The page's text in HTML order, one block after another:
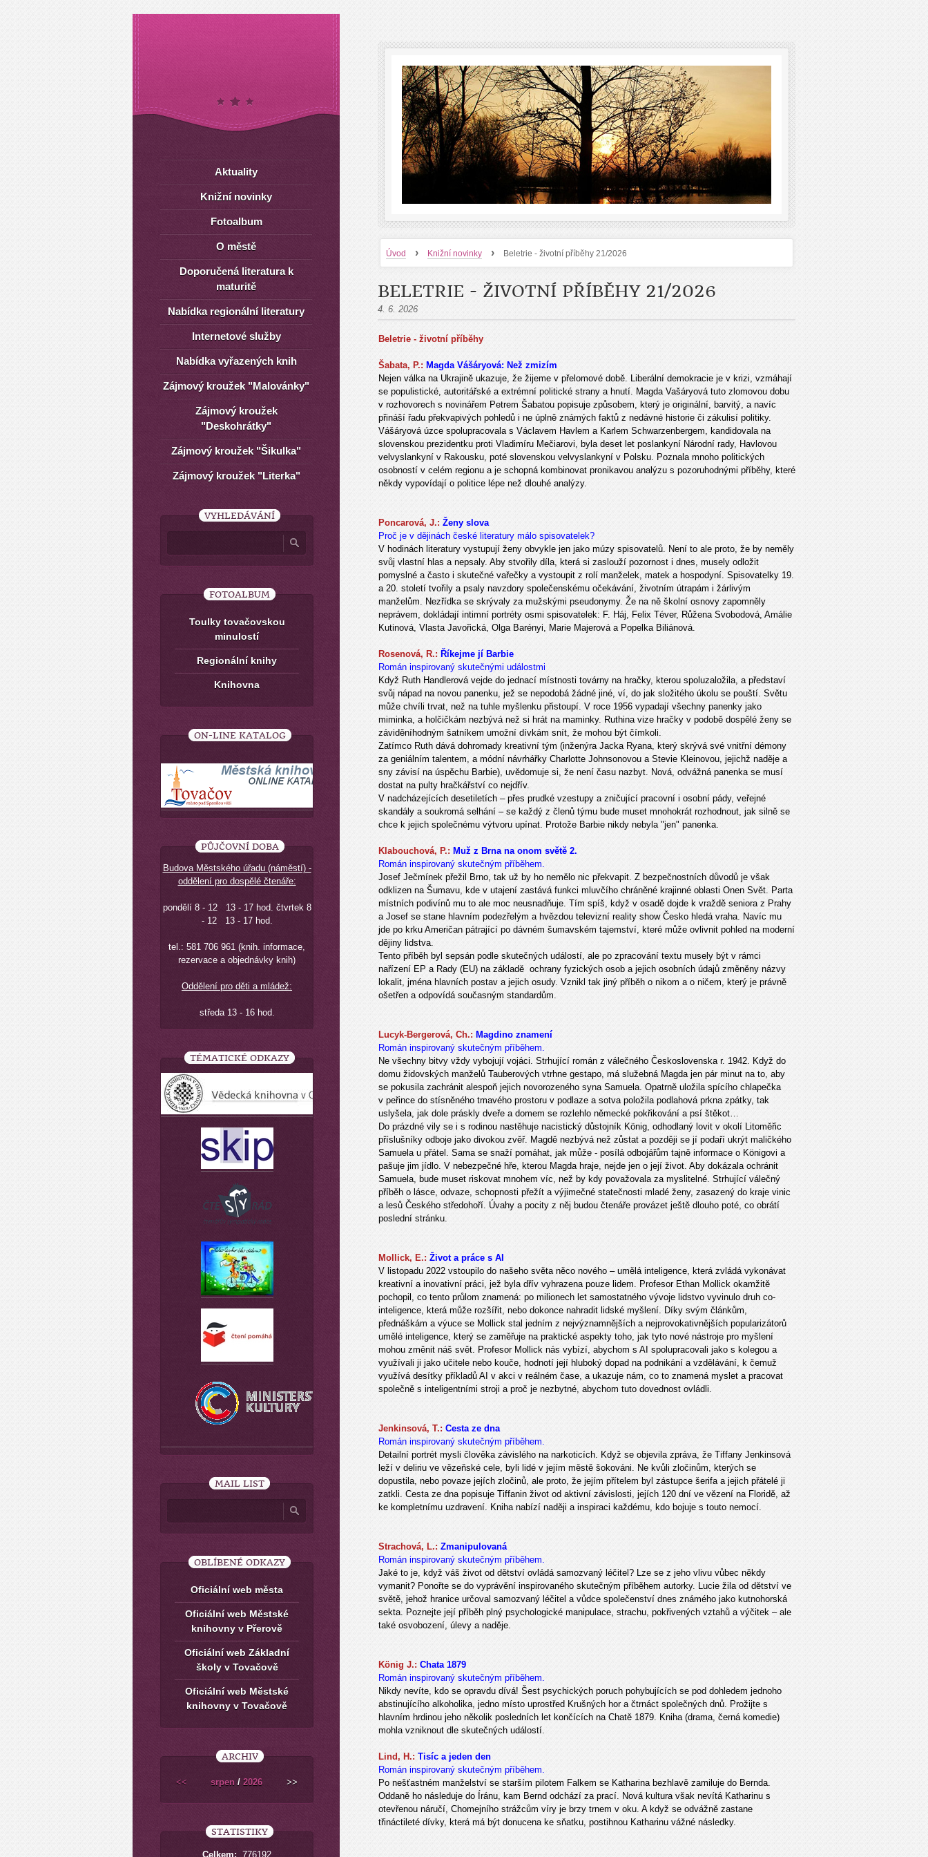
Úvod › Knižní novinky › Beletrie - životní příběhy 21/2026
BELETRIE - ŽIVOTNÍ PŘÍBĚHY 21/2026
4. 6. 2026
Beletrie - životní příběhy
Šabata, P.: Magda Vášáryová: Než zmizím
Nejen válka na Ukrajině ukazuje, že žijeme v přelomové době. Liberální demokracie je v krizi, vzmáhají
se populistické, autoritářské a extrémní politické strany a hnutí. Magda Vašáryová tuto zlomovou dobu
v rozhovorech s novinářem Petrem Šabatou popisuje způsobem, který je originální, barvitý, a navíc
přináší řadu překvapivých pohledů i ne úplně známých faktů z nedávné historie či zákulisí politiky.
Vášáryová úzce spolupracovala s Václavem Havlem a Karlem Schwarzenbergem, kandidovala na
slovenskou prezidentku proti Vladimíru Mečiarovi, byla deset let poslankyní Národní rady, Havlovou
velvyslankyní v Rakousku, poté slovenskou velvyslankyní v Polsku. Poznala mnoho politických
osobností v celém regionu a je schopná kombinovat pronikavou analýzu s pozoruhodnými příběhy, které
někdy vypovídají o politice lépe než dlouhé analýzy.
Poncarová, J.: Ženy slova
Proč je v dějinách české literatury málo spisovatelek?
V hodinách literatury vystupují ženy obvykle jen jako múzy spisovatelů. Není to ale proto, že by neměly
svůj vlastní hlas a nepsaly. Aby stvořily díla, která si zaslouží pozornost i dnes, musely odložit
pomyslné a často i skutečné vařečky a vystoupit z rolí manželek, matek a hospodyní. Spisovatelky 19.
a 20. století tvořily a psaly navzdory společenskému očekávání, životním útrapám i žárlivým
manželům. Nezřídka se skrývaly za mužskými pseudonymy. Že na ně školní osnovy zapomněly
neprávem, dokládají intimní portréty osmi spisovatelek: F. Háj, Felix Téver, Růžena Svobodová, Amálie
Kutinová, Vlasta Javořická, Olga Barényi, Marie Majerová a Popelka Biliánová.
Rosenová, R.: Říkejme jí Barbie
Román inspirovaný skutečnými událostmi
Když Ruth Handlerová vejde do jednací místnosti továrny na hračky, kterou spoluzaložila, a představí
svůj nápad na novou panenku, jež se nepodobá žádné jiné, ví, do jak složitého úkolu se pouští. Světu
může chvíli trvat, než na tuhle myšlenku přistoupí. V roce 1956 vypadají všechny panenky jako
miminka, a holčičkám nezbývá než si hrát na maminky. Ruthina vize hračky v podobě dospělé ženy se
záviděníhodným šatníkem umožní dívkám snít, že mohou být čímkoli.
Zatímco Ruth dává dohromady kreativní tým (inženýra Jacka Ryana, který skrývá své vnitřní démony
za geniálním talentem, a módní návrhářky Charlotte Johnsonovou a Stevie Kleinovou, jejichž naděje a
sny závisí na úspěchu Barbie), uvědomuje si, že není času nazbyt. Nová, odvážná panenka se musí
dostat na pulty hračkářství co nejdřív.
V nadcházejících desetiletích – přes prudké vzestupy a zničující pracovní i osobní pády, veřejné
skandály a soukromá selhání – se každý z členů týmu bude muset mnohokrát rozhodnout, jak silně se
chce k jejich společnému výtvoru upínat. Protože Barbie nikdy nebyla "jen" panenka.
Klabouchová, P.: Muž z Brna na onom světě 2.
Román inspirovaný skutečným příběhem.
Josef Ječmínek přežil Brno, tak už by ho nemělo nic překvapit. Z bezpečnostních důvodů je však
odklizen na Šumavu, kde v utajení zastává funkci mluvčího chráněné krajinné oblasti Onen Svět. Parta
místních podivínů mu to ale moc neusnadňuje. Tím spíš, když v osadě dojde k vraždě seniora z Prahy
a Josef se stane hlavním podezřelým a hvězdou televizní reality show Česko hledá vraha. Navíc mu
jde po krku Američan pátrající po dávném šumavském tajemství, které může ovlivnit pohled na moderní
dějiny lidstva.
Tento příběh byl sepsán podle skutečných událostí, ale po zpracování textu musely být v rámci
nařízení EP a Rady (EU) na základě ochrany fyzických osob a jejich osobních údajů změněny názvy
lokalit, jména hlavních postav a jejich osudy. Vznikl tak jiný příběh o nikom a o ničem, který je právně
ošetřen a odpovídá současným standardům.
Lucyk-Bergerová, Ch.: Magdino znamení
Román inspirovaný skutečným příběhem.
Ne všechny bitvy vždy vybojují vojáci. Strhující román z válečného Československa r. 1942. Když do
domu židovských manželů Tauberových vtrhne gestapo, má služebná Magda jen pár minut na to, aby
se pokusila zachránit alespoň jejich novorozeného syna Samuela. Opatrně uložila spícího chlapečka
v peřince do stísněného tmavého prostoru v podlaze a sotva položila podlahová prkna zpátky, tak
uslyšela, jak dole práskly dveře a domem se rozlehlo německé pokřikování a psí štěkot…
Do prázdné vily se i s rodinou nastěhuje nacistický důstojník König, odhodlaný lovit v okolí Litoměřic
příslušníky odboje jako divokou zvěř. Magdě nezbývá než zůstat a později se jí podaří ukrýt maličkého
Samuela u přátel. Sama se snaží pomáhat, jak může - posílá odbojářům tajně informace o Königovi a
pašuje jim jídlo. V nebezpečné hře, kterou Magda hraje, nejde jen o její život. Aby dokázala ochránit
Samuela, bude muset riskovat mnohem víc, než by kdy považovala za myslitelné. Strhující válečný
příběh o lásce, odvaze, schopnosti přežít a výjimečné statečnosti mladé ženy, zasazený do kraje vinic
a lesů Českého středohoří. Úvahy a pocity z něj budou čtenáře provázet ještě dlouho poté, co obrátí
poslední stránku.
Mollick, E.: Život a práce s AI
V listopadu 2022 vstoupilo do našeho světa něco nového – umělá inteligence, která zvládá vykonávat
kreativní a inovativní práci, jež byla dřív vyhrazena pouze lidem. Profesor Ethan Mollick okamžitě
pochopil, co tento průlom znamená: po milionech let samostatného vývoje lidstvo vyvinulo druh co-
inteligence, která může rozšířit, nebo dokonce nahradit lidské myšlení. Díky svým článkům,
přednáškám a výuce se Mollick stal jedním z nejvýznamnějších a nejprovokativnějších popularizátorů
umělé inteligence, který se zaměřuje na praktické aspekty toho, jak tyto nové nástroje pro myšlení
mohou změnit náš svět. Profesor Mollick nás vybízí, abychom s AI spolupracovali jako s kolegou a
využívali ji jako učitele nebo kouče, hodnotí její hluboký dopad na podnikání a vzdělávání, k čemuž
využívá desítky příkladů AI v akci v reálném čase, a ukazuje nám, co to znamená myslet a pracovat
společně s inteligentními stroji a proč je nezbytné, abychom tuto dovednost ovládli.
Jenkinsová, T.: Cesta ze dna
Román inspirovaný skutečným příběhem.
Detailní portrét mysli člověka závislého na narkoticích. Když se objevila zpráva, že Tiffany Jenkinsová
leží v deliriu ve vězeňské cele, byli lidé v jejím městě šokováni. Ne kvůli zločinům, kterých se
dopustila, nebo povaze jejích zločinů, ale proto, že jejím přítelem byl zástupce šerifa a jejich přátelé ji
zatkli. Cesta ze dna popisuje Tiffanin život od aktivní závislosti, jejích 120 dní ve vězení na Floridě, až
ke kompletnímu uzdravení. Kniha nabízí naději a inspiraci každému, kdo bojuje s touto nemocí.
Strachová, L.: Zmanipulovaná
Román inspirovaný skutečným příběhem.
Jaké to je, když váš život od dětství ovládá samozvaný léčitel? Lze se z jeho vlivu vůbec někdy
vymanit? Ponořte se do vyprávění inspirovaného skutečným příběhem autorky. Lucie žila od dětství ve
světě, jehož hranice určoval samozvaný léčitel a vůdce společenství dnes známého jako kutnohorská
sekta. Poznejte její příběh plný psychologické manipulace, strachu, pokřivených vztahů a výčitek – ale
také osvobození, úlevy a naděje.
König J.: Chata 1879
Román inspirovaný skutečným příběhem.
Nikdy nevíte, kdo se opravdu dívá! Šest psychických poruch pohybujících se pod dohledem jednoho
abstinujícího alkoholika, jedno místo uprostřed Krušných hor a čtrnáct společných dnů. Prožijte s
hlavním hrdinou jeho několik posledních let končících na Chatě 1879. Kniha (drama, černá komedie)
mohla vzniknout dle skutečných událostí.
Lind, H.: Tisíc a jeden den
Román inspirovaný skutečným příběhem.
Po nešťastném manželství se starším pilotem Falkem se Katharina bezhlavě zamiluje do Bernda.
Oddaně ho následuje do Íránu, kam Bernd odchází za prací. Nová kultura však nevítá Katharinu s
otevřenou náručí, Chomejního strážcům víry je brzy trnem v oku. A když se odvážně zastane
třináctileté dívky, která má být donucena ke sňatku, postihnou Katharinu vážné následky.
Aktuality
Knižní novinky
Fotoalbum
O městě
Doporučená literatura k
maturitě
Nabídka regionální literatury
Internetové služby
Nabídka vyřazených knih
Zájmový kroužek "Malovánky"
Zájmový kroužek
"Deskohrátky"
Zájmový kroužek "Šikulka"
Zájmový kroužek "Literka"
VYHLEDÁVÁNÍ
FOTOALBUM
Toulky tovačovskou
minulostí
Regionální knihy
Knihovna
ON-LINE KATALOG
PŮJČOVNÍ DOBA
Budova Městského úřadu (náměstí) -
oddělení pro dospělé čtenáře:
pondělí 8 - 12 13 - 17 hod. čtvrtek 8
- 12 13 - 17 hod.
tel.: 581 706 961 (knih. informace,
rezervace a objednávky knih)
Oddělení pro děti a mládež:
středa 13 - 16 hod.
TÉMATICKÉ ODKAZY
MAIL LIST
OBLÍBENÉ ODKAZY
Oficiální web města
Oficiální web Městské
knihovny v Přerově
Oficiální web Základní
školy v Tovačově
Oficiální web Městské
knihovny v Tovačově
ARCHIV
<< srpen / 2026 >>
STATISTIKY
Celkem: 776192